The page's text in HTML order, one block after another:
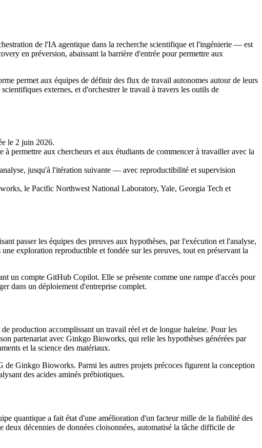
de l'IA agentique dans la recherche scientifique et l'ingénierie — est
en préversion, abaissant la barrière d'entrée pour permettre aux
permet aux équipes de définir des flux de travail autonomes autour de leurs
externes, et d'orchestrer le travail à travers les outils de
le 2 juin 2026.
permettre aux chercheurs et aux étudiants de commencer à travailler avec la
jusqu'à l'itération suivante — avec reproductibilité et supervision
le Pacific Northwest National Laboratory, Yale, Georgia Tech et
passer les équipes des preuves aux hypothèses, par l'exécution et l'analyse,
exploration reproductible et fondée sur les preuves, tout en préservant la
un compte GitHub Copilot. Elle se présente comme une rampe d'accès pour
dans un déploiement d'entreprise complet.
production accomplissant un travail réel et de longue haleine. Pour les
partenariat avec Ginkgo Bioworks, qui relie les hypothèses générées par
et la science des matériaux.
Ginkgo Bioworks. Parmi les autres projets précoces figurent la conception
des acides aminés prébiotiques.
quantique a fait état d'une amélioration d'un facteur mille de la fiabilité des
décennies de données cloisonnées, automatisé la tâche difficile de